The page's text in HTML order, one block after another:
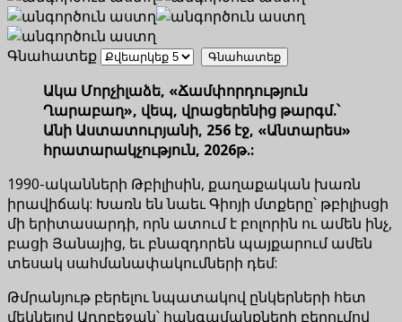
Գնահատեք
Ակա Մորչիլաձե, «Ճամփորդություն
Ղարաբաղ», վեպ, վրացերենից թարգմ.՝
Անի Աստատուրյանի, 256 էջ, «Անտարես»
հրատարակչություն, 2026թ.:
1990-ականների Թբիլիսին, քաղաքական խառն
իրավիճակ: Խառն են նաեւ Գիոյի մտքերը՝ թբիլիսցի
մի երիտասարդի, որն ատում է բոլորին ու ամեն ինչ,
բացի Յանայից, եւ բնազդորեն պայքարում ամեն
տեսակ սահմանափակումների դեմ:
Թմրանյութ բերելու նպատակով ընկերների հետ
մեկնելով Ադրբեջան՝ հանգամանքների բերումով